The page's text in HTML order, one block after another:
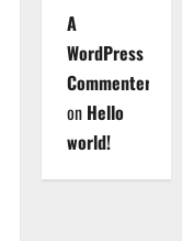
A
WordPress
Commenter
on Hello
world!